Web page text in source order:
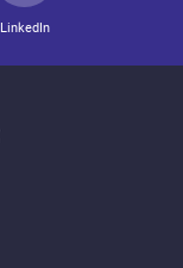
LinkedIn